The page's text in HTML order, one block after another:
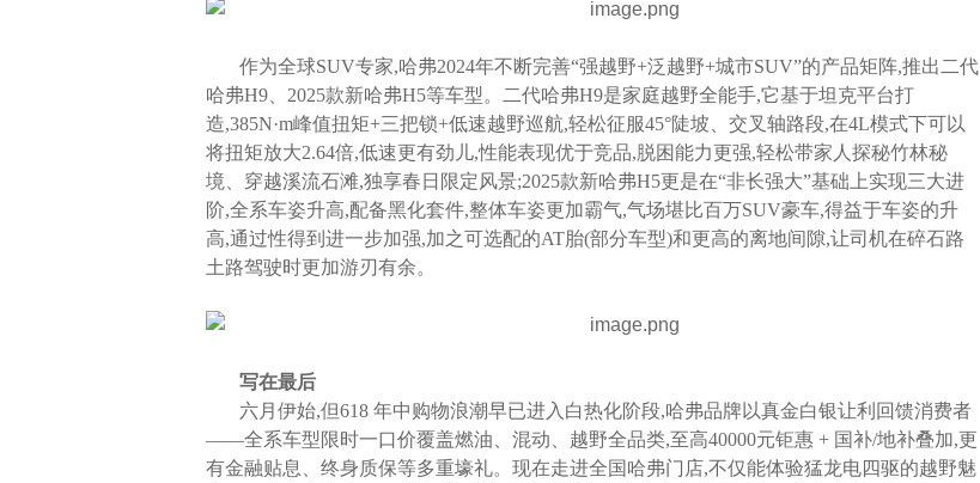
作为全球SUV专家,哈弗2024年不断完善“强越野+泛越野+城市SUV”的产品矩阵,推出二代
哈弗H9、2025款新哈弗H5等车型。二代哈弗H9是家庭越野全能手,它基于坦克平台打
造,385N·m峰值扭矩+三把锁+低速越野巡航,轻松征服45°陡坡、交叉轴路段,在4L模式下可以
将扭矩放大2.64倍,低速更有劲儿,性能表现优于竞品,脱困能力更强,轻松带家人探秘竹林秘
境、穿越溪流石滩,独享春日限定风景;2025款新哈弗H5更是在“非长强大”基础上实现三大进
阶,全系车姿升高,配备黑化套件,整体车姿更加霸气,气场堪比百万SUV豪车,得益于车姿的升
高,通过性得到进一步加强,加之可选配的AT胎(部分车型)和更高的离地间隙,让司机在碎石路
土路驾驶时更加游刃有余。
写在最后
六月伊始,但618 年中购物浪潮早已进入白热化阶段,哈弗品牌以真金白银让利回馈消费者
——全系车型限时一口价覆盖燃油、混动、越野全品类,至高40000元钜惠 + 国补/地补叠加,更
有金融贴息、终身质保等多重壕礼。现在走进全国哈弗门店,不仅能体验猛龙电四驱的越野魅